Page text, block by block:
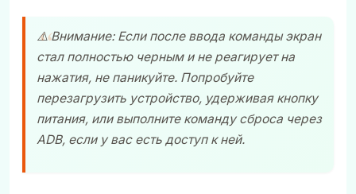
⚠️ Внимание: Если после ввода команды экран
стал полностью черным и не реагирует на
нажатия, не паникуйте. Попробуйте
перезагрузить устройство, удерживая кнопку
питания, или выполните команду сброса через
ADB, если у вас есть доступ к ней.